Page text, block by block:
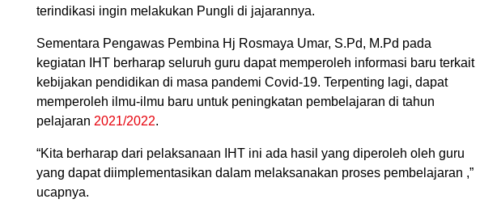
terindikasi ingin melakukan Pungli di jajarannya.
Sementara Pengawas Pembina Hj Rosmaya Umar, S.Pd, M.Pd pada
kegiatan IHT berharap seluruh guru dapat memperoleh informasi baru terkait
kebijakan pendidikan di masa pandemi Covid-19. Terpenting lagi, dapat
memperoleh ilmu-ilmu baru untuk peningkatan pembelajaran di tahun
pelajaran 2021/2022.
“Kita berharap dari pelaksanaan IHT ini ada hasil yang diperoleh oleh guru
yang dapat diimplementasikan dalam melaksanakan proses pembelajaran ,”
ucapnya.